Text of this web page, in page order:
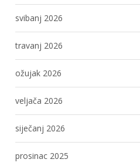
svibanj 2026
travanj 2026
ožujak 2026
veljača 2026
siječanj 2026
prosinac 2025